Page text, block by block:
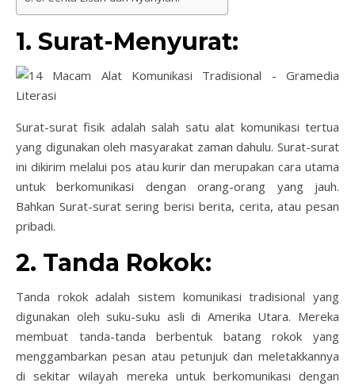
1. Surat-Menyurat:
Surat-surat fisik adalah salah satu alat komunikasi tertua
yang digunakan oleh masyarakat zaman dahulu. Surat-surat
ini dikirim melalui pos atau kurir dan merupakan cara utama
untuk berkomunikasi dengan orang-orang yang jauh.
Bahkan Surat-surat sering berisi berita, cerita, atau pesan
pribadi.
2. Tanda Rokok:
Tanda rokok adalah sistem komunikasi tradisional yang
digunakan oleh suku-suku asli di Amerika Utara. Mereka
membuat tanda-tanda berbentuk batang rokok yang
menggambarkan pesan atau petunjuk dan meletakkannya
di sekitar wilayah mereka untuk berkomunikasi dengan